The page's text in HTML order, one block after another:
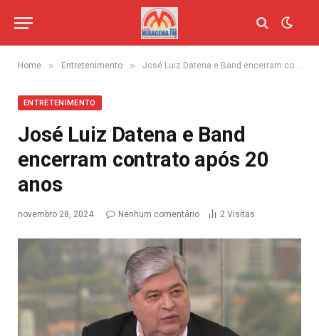
Home » Entretenimento » José Luiz Datena e Band encerram contrato após 20 anos
ENTRETENIMENTO
José Luiz Datena e Band
encerram contrato após 20
anos
novembro 28, 2024 Nenhum comentário 2 Visitas